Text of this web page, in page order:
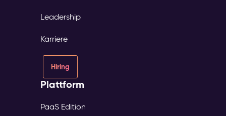
Leadership
Karriere
Hiring
Plattform
PaaS Edition